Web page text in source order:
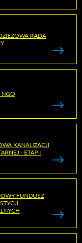
RADA
NGO
KANALIZACJI
- ETAP I
FUNDUSZ